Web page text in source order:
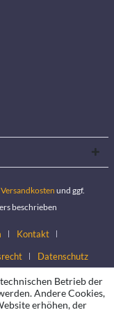
Versandkosten und ggf.
beschrieben
Kontakt
Datenschutz
Betrieb der
Andere Cookies,
erhöhen, der